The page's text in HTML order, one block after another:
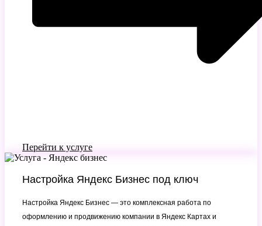
Перейти к услуге
Настройка Яндекс Бизнес под ключ
Настройка Яндекс Бизнес — это комплексная работа по
оформлению и продвижению компании в Яндекс Картах и